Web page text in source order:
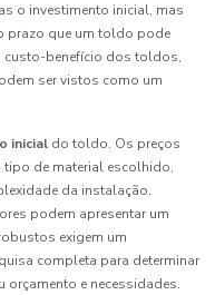
o investimento inicial, mas
prazo que um toldo pode
custo-benefício dos toldos,
ser vistos como um
inicial do toldo. Os preços
de material escolhido,
da instalação.
podem apresentar um
exigem um
completa para determinar
e necessidades.